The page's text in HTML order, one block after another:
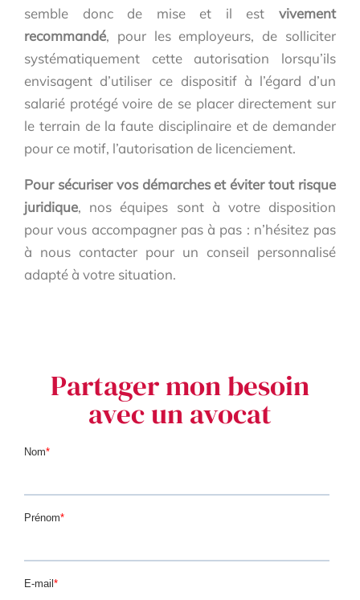
semble donc de mise et il est vivement
recommandé, pour les employeurs, de solliciter
systématiquement cette autorisation lorsqu’ils
envisagent d’utiliser ce dispositif à l’égard d’un
salarié protégé voire de se placer directement sur
le terrain de la faute disciplinaire et de demander
pour ce motif, l’autorisation de licenciement.
Pour sécuriser vos démarches et éviter tout risque
juridique, nos équipes sont à votre disposition
pour vous accompagner pas à pas : n’hésitez pas
à nous contacter pour un conseil personnalisé
adapté à votre situation.
Partager mon besoin
avec un avocat